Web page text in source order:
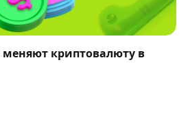
криптовалюту в